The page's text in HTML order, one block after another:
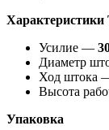
Характеристики
Усилие —
Диаметр
Ход штока
Высота
Упаковка